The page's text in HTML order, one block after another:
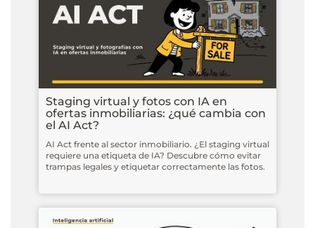
Staging virtual y fotos con IA en
ofertas inmobiliarias: ¿qué cambia con
el AI Act?
AI Act frente al sector inmobiliario. ¿El staging virtual
requiere una etiqueta de IA? Descubre cómo evitar
trampas legales y etiquetar correctamente las fotos.